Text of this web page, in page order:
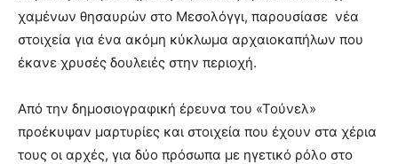
χαμένων θησαυρών στο Μεσολόγγι, παρουσίασε νέα
στοιχεία για ένα ακόμη κύκλωμα αρχαιοκαπήλων που
έκανε χρυσές δουλειές στην περιοχή.
Από την δημοσιογραφική έρευνα του «Τούνελ»
προέκυψαν μαρτυρίες και στοιχεία που έχουν στα χέρια
τους οι αρχές, για δύο πρόσωπα με ηγετικό ρόλο στο